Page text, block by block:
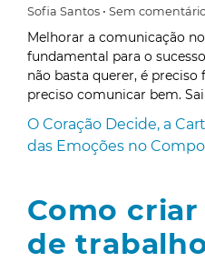
Sofia Santos Sem
Melhorar a comunicação
fundamental para o
não basta querer, é preciso
preciso comunicar bem.
O Coração Decide, a
das Emoções no
Como
de